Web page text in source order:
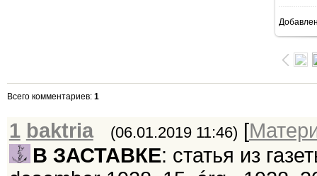
Всего комментариев: 1
1 baktria (06.01.2019 11:46) [
В ЗАСТАВКЕ: статья из